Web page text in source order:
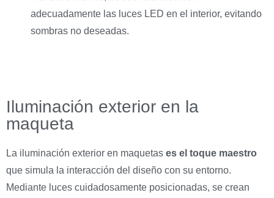
adecuadamente las luces LED en el interior, evitando
sombras no deseadas.
Iluminación exterior en la
maqueta
La iluminación exterior en maquetas es el toque maestro
que simula la interacción del diseño con su entorno.
Mediante luces cuidadosamente posicionadas, se crean